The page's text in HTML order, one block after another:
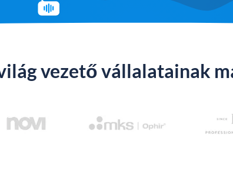
vezető vállalatainak